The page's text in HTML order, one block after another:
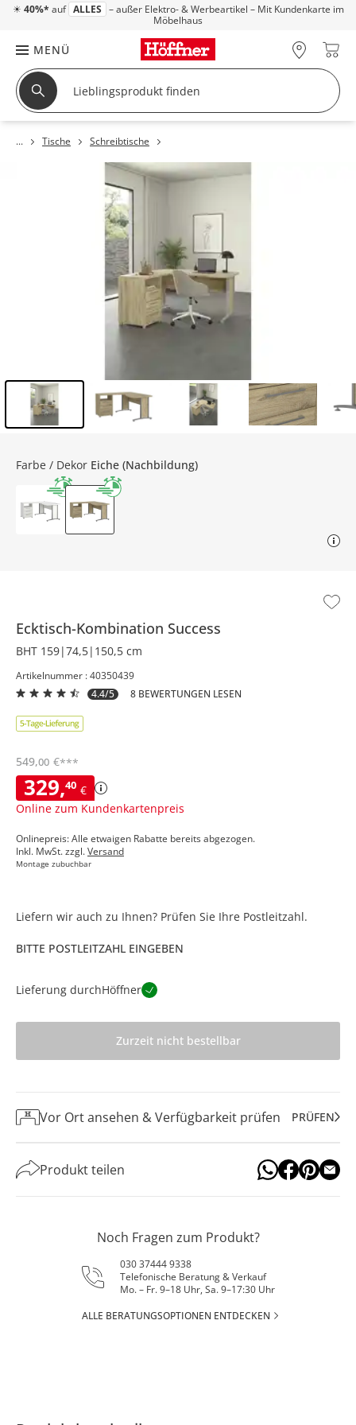
☀ 40%* auf ALLES – außer Elektro- & Werbeartikel – Mit Kundenkarte im
Möbelhaus
MENÜ
Tische Schreibtische
Ecktisch-Kombination Success
BHT 159|74,5|150,5 cm
Artikelnummer : 40350439
4.4/5
8 BEWERTUNGEN LESEN
329,40 €
Online zum Kundenkartenpreis
549,00 €***
Onlinepreis: Alle etwaigen Rabatte bereits abgezogen.
Inkl. MwSt. zzgl.Versand
Montage zubuchbar
Farbe / Dekor Eiche (Nachbildung)
Liefern wir auch zu Ihnen? Prüfen Sie Ihre Postleitzahl.
BITTE POSTLEITZAHL EINGEBEN
Lieferung durchHöffner
Zurzeit nicht bestellbar
Vor Ort ansehen & Verfügbarkeit prüfen PRÜFEN
Produkt teilen
Noch Fragen zum Produkt?
030 37444 9338
Telefonische Beratung & Verkauf
Mo. – Fr. 9–18 Uhr, Sa. 9–17:30 Uhr
ALLE BERATUNGSOPTIONEN ENTDECKEN